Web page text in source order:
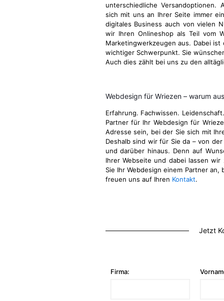
unterschiedliche
sich mit uns an Ihrer Seite immer
digitales Business auch von vielen
wir Ihren Onlineshop als Teil vom
Marketingwerkzeugen aus. Dabei ist
wichtiger Schwerpunkt. Sie
Auch dies zählt bei uns zu den
Webdesign für Wriezen – warum
Erfahrung. Fachwissen.
Partner für Ihr Webdesign für
Adresse sein, bei der Sie sich mit
Deshalb sind wir für Sie da – von
und darüber hinaus. Denn auf
Ihrer Webseite und dabei lassen
Sie Ihr Webdesign einem Partner
freuen uns auf Ihren Kontakt.
Jetzt
Firma: